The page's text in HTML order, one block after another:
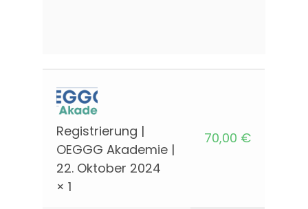
Registrierung |
OEGGG Akademie |
22. Oktober 2024
× 1
70,00 €